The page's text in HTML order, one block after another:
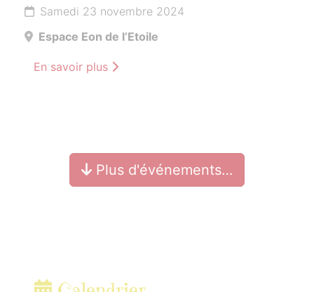
Samedi 23 novembre 2024
Espace Eon de l’Etoile
En savoir plus
Plus d'événements…